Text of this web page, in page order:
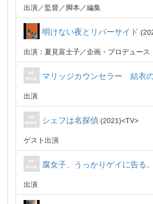
出演 監督 脚本 編集
明けない夜とリバーサイド
出演：夏見富士子 企画・プロデュース
マリッジカウンセラー 結衣
出演
シェフは名探偵 2021 TV
ゲスト出演
腐女子、うっかりゲイに告る。
出演